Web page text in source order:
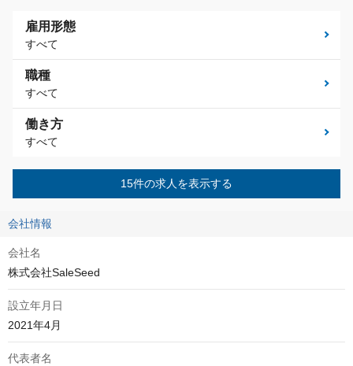
雇用形態
すべて
職種
すべて
働き方
すべて
15件の求人を表示する
会社情報
会社名
株式会社SaleSeed
設立年月日
2021年4月
代表者名